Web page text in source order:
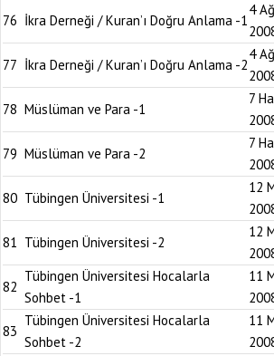
76 İkra Derneği / Kuran’ı Doğru Anlama -1
4
77 İkra Derneği / Kuran’ı Doğru Anlama -2
4
78 Müslüman ve Para -1
7
79 Müslüman ve Para -2
7
80 Tübingen Üniversitesi -1
12
81 Tübingen Üniversitesi -2
12
82
Tübingen Üniversitesi Hocalarla
Sohbet -1
11
83
Tübingen Üniversitesi Hocalarla
Sohbet -2
11